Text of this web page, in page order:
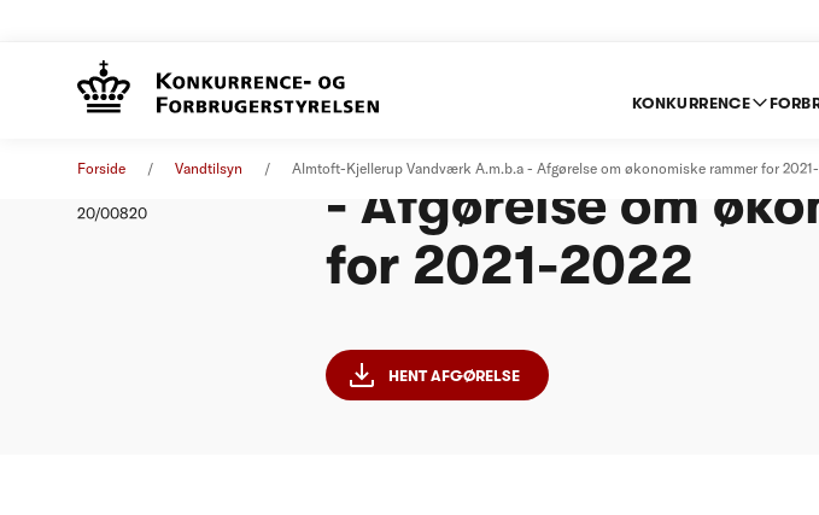
KONKURRENCE
Forside Vandtilsyn Almtoft-Kjellerup Vandværk A.m.b.a - Afgørelse om økonomiske rammer for
20/00820
- Afgørelse om
for 2021-2022
HENT AFGØRELSE